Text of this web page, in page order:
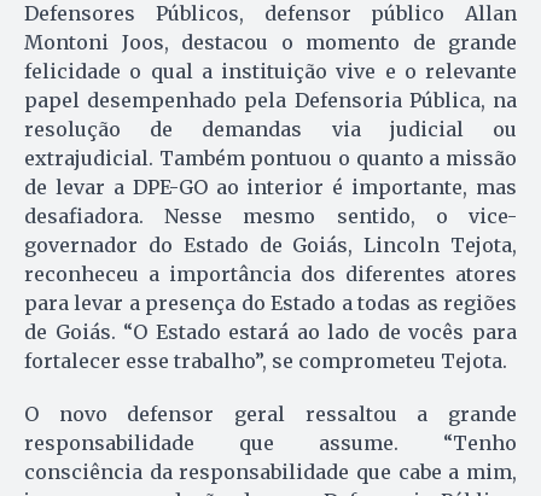
Defensores Públicos, defensor público Allan
Montoni Joos, destacou o momento de grande
felicidade o qual a instituição vive e o relevante
papel desempenhado pela Defensoria Pública, na
resolução de demandas via judicial ou
extrajudicial. Também pontuou o quanto a missão
de levar a DPE-GO ao interior é importante, mas
desafiadora. Nesse mesmo sentido, o vice-
governador do Estado de Goiás, Lincoln Tejota,
reconheceu a importância dos diferentes atores
para levar a presença do Estado a todas as regiões
de Goiás. “O Estado estará ao lado de vocês para
fortalecer esse trabalho”, se comprometeu Tejota.
O novo defensor geral ressaltou a grande
responsabilidade que assume. “Tenho
consciência da responsabilidade que cabe a mim,